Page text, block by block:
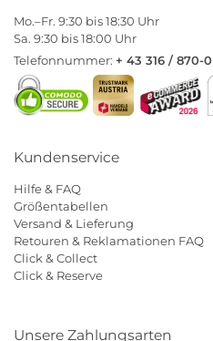
Mo.–Fr. 9:30 bis 18:30 Uhr
Sa. 9:30 bis 18:00 Uhr
Telefonnummer: + 43 316 / 870-0
Kundenservice
Hilfe & FAQ
Größentabellen
Versand & Lieferung
Retouren & Reklamationen FAQ
Click & Collect
Click & Reserve
Unsere Zahlungsarten